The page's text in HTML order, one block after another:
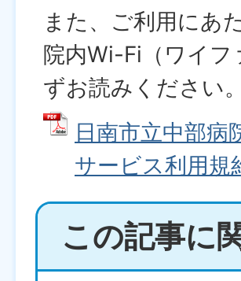
また、ご利用にあ
院内Wi-Fi（ワイフ
ずお読みください。
日南市立中部病
サービス利用規
この記事に